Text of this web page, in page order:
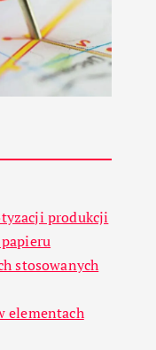
produkcji
stosowanych
elementach